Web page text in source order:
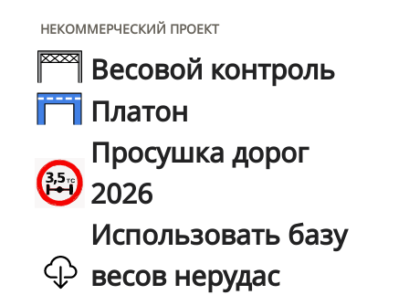
НЕКОММЕРЧЕСКИЙ ПРОЕКТ
Весовой контроль
Платон
Просушка дорог
2026
Использовать базу
весов нерудас